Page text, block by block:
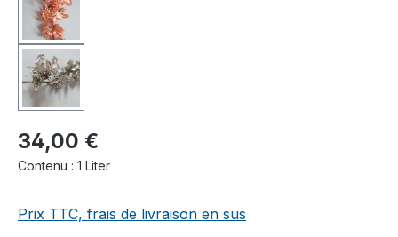
34,00 €
Contenu : 1 Liter
Prix TTC, frais de livraison en sus